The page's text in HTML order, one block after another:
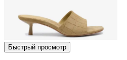
Быстрый просмотр